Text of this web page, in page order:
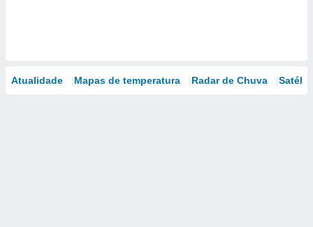
Atualidade Mapas de temperatura Radar de Chuva